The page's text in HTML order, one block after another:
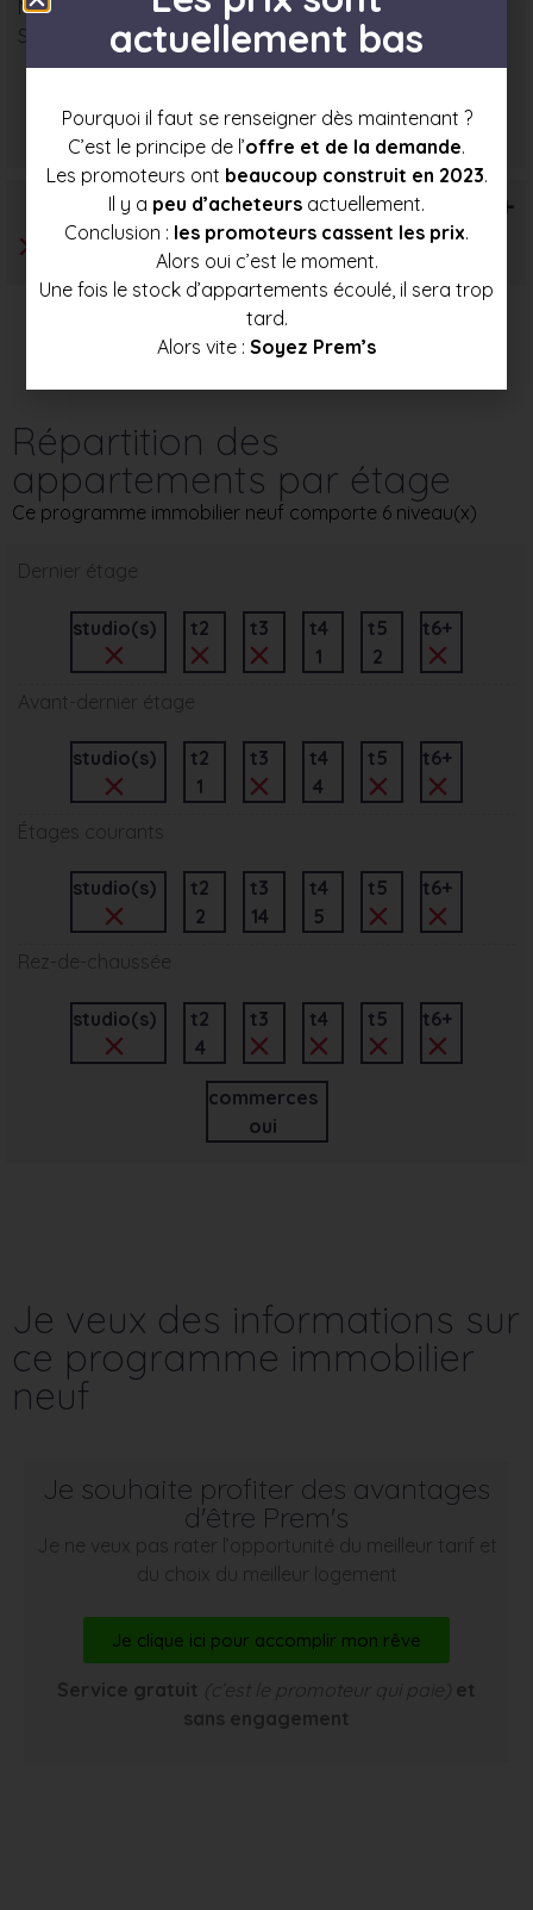
Nombre : 2
Surface moyenne : 78 m²
Prix mini
495 000 €
Prix moyen
525 000 €
Prix max
555 000 €
T6+
Répartition des
appartements par étage
Ce programme immobilier neuf comporte 6 niveau(x)
Dernier étage
studio(s) t2 t3
t4
1
t5
2
t6+
Avant-dernier étage
studio(s)
t2
1
t3
t4
4
t5 t6+
Étages courants
studio(s)
t2
2
t3
14
t4
5
t5 t6+
Rez-de-chaussée
studio(s)
t2
4
t3 t4 t5 t6+
commerces
oui
Je veux des informations sur
ce programme immobilier
neuf
Je souhaite profiter des avantages
d'être Prem's
Je ne veux pas rater l’opportunité du meilleur tarif et
du choix du meilleur logement
Je clique ici pour accomplir mon rêve
Service gratuit (c’est le promoteur qui paie) et
sans engagement
actuellement bas
Pourquoi il faut se renseigner dès maintenant ?
C’est le principe de l’offre et de la demande.
Les promoteurs ont beaucoup construit en 2023.
Il y a peu d’acheteurs actuellement.
Conclusion : les promoteurs cassent les prix.
Alors oui c’est le moment.
Une fois le stock d’appartements écoulé, il sera trop
tard.
Alors vite : Soyez Prem’s